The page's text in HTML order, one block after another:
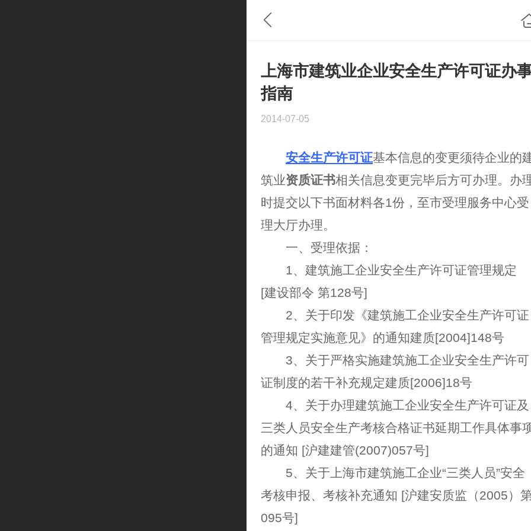
上海市建筑业企业安全生产许可证办
指南
2014-07-05
安全生产许可证基本信息的变更须待企业的
筑业资质证书相关信息变更完毕后方可办理。办
时提交以下书面材料各1份，至市受理服务中心受
理大厅办理。
一、受理依据：
1、建筑施工企业安全生产许可证管理规定
[建设部令 第128号]
2、关于印发《建筑施工企业安全生产许可证
管理规定实施意见》的通知建质[2004]148号
3、关于严格实施建筑施工企业安全生产许可
证制度的若干补充规定建质[2006]18号
4、关于办理建筑施工企业安全生产许可证及
三类人员安全生产考核合格证书延期工作具体事
的通知 [沪建建管(2007)057号]
5、关于上海市建筑施工企业“三类人员”安全
考核申报、考核补充通知 [沪建安质监（2005）
095号]